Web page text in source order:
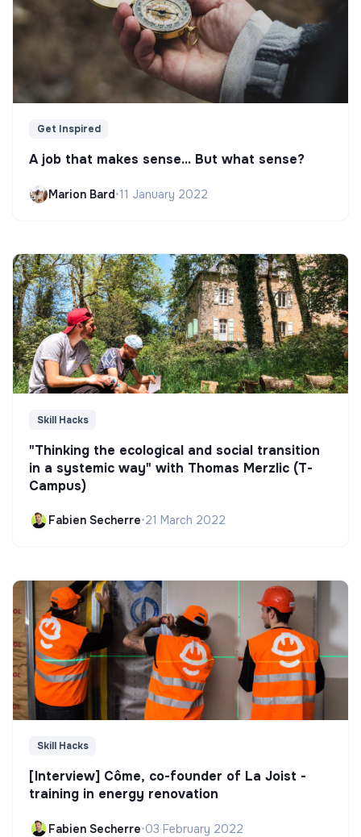
Get Inspired
A job that makes sense... But what sense?
Marion Bard•11 January 2022
Skill Hacks
"Thinking the ecological and social transition
in a systemic way" with Thomas Merzlic (T-
Campus)
Fabien Secherre•21 March 2022
Skill Hacks
[Interview] Côme, co-founder of La Joist -
training in energy renovation
Fabien Secherre•03 February 2022